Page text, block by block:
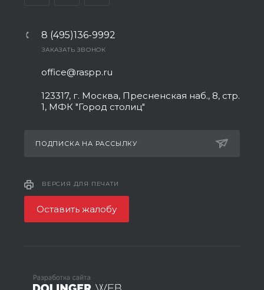
8 (495)136-9992
ЗАКАЗАТЬ ЗВОНОК
office@raspp.ru
123317, г. Москва, Пресненская наб., 8, стр.
1, МФК "Город столиц"
ПОДПИСКА НА РАССЫЛКУ
ВЕРСИЯ ДЛЯ ПЕЧАТИ
Оставить жалобу